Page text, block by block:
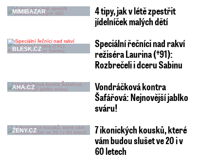
MIMIBAZAR
4 tipy, jak v létě zpestřit
jídelníček malých dětí
BLESK.CZ
Speciální řečníci nad rakví
režiséra Laurina (†91):
Rozbrečeli i dceru Sabinu
AHA.CZ
Vondráčková kontra
Šafářová: Nejnovější jablko
sváru!
ŽENY.CZ
7 ikonických kousků, které
vám budou slušet ve 20 i v
60 letech